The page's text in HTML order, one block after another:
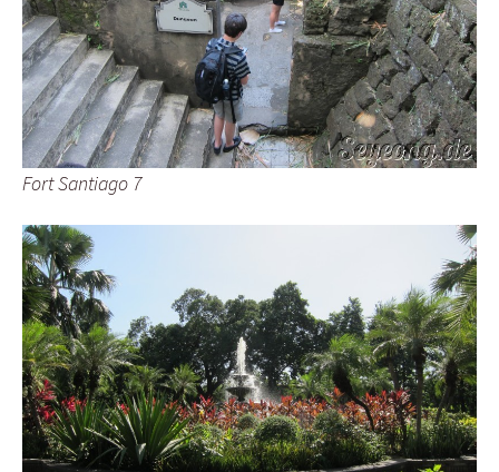
Fort Santiago 7